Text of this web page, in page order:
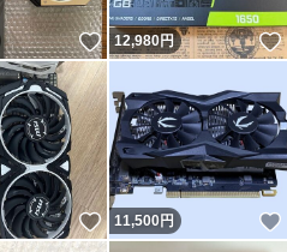
いいね！
12,980円
いいね！
11,500円